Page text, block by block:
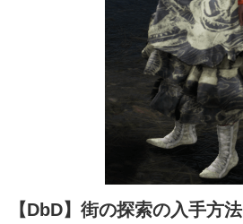
【DbD】 街の探索の入手方法